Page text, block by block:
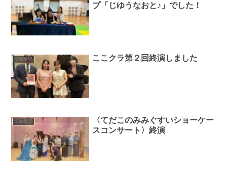
プ「じゆうなおと♪」でした！
演奏後記 ここクラ第２回終演しました
演奏後記
〈てだこのみみぐすいショーケー
スコンサート〉終演